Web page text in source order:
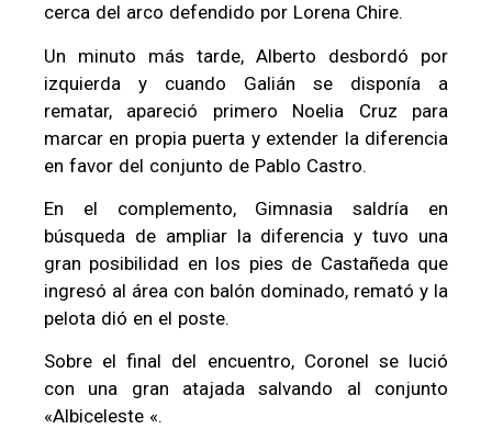
cerca del arco defendido por Lorena Chire.
Un minuto más tarde, Alberto desbordó por
izquierda y cuando Galián se disponía a
rematar, apareció primero Noelia Cruz para
marcar en propia puerta y extender la diferencia
en favor del conjunto de Pablo Castro.
En el complemento, Gimnasia saldría en
búsqueda de ampliar la diferencia y tuvo una
gran posibilidad en los pies de Castañeda que
ingresó al área con balón dominado, remató y la
pelota dió en el poste.
Sobre el final del encuentro, Coronel se lució
con una gran atajada salvando al conjunto
«Albiceleste «.